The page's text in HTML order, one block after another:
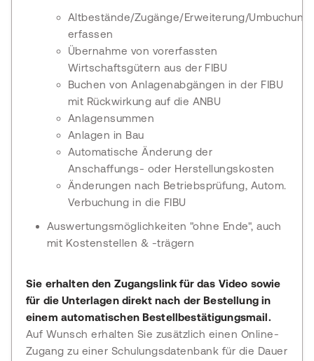
Altbestände/Zugänge/Erweiterung/
erfassen
Übernahme von vorerfassten
Wirtschaftsgütern aus der FIBU
Buchen von Anlagenabgängen in der FIBU
mit Rückwirkung auf die ANBU
Anlagensummen
Anlagen in Bau
Automatische Änderung der
Anschaffungs- oder Herstellungskosten
Änderungen nach Betriebsprüfung, Autom.
Verbuchung in die FIBU
Auswertungsmöglichkeiten "ohne Ende", auch
mit Kostenstellen & -trägern
Sie erhalten den Zugangslink für das Video sowie
für die Unterlagen direkt nach der Bestellung in
einem automatischen Bestellbestätigungsmail.
Auf Wunsch erhalten Sie zusätzlich einen Online-
Zugang zu einer Schulungsdatenbank für die Dauer